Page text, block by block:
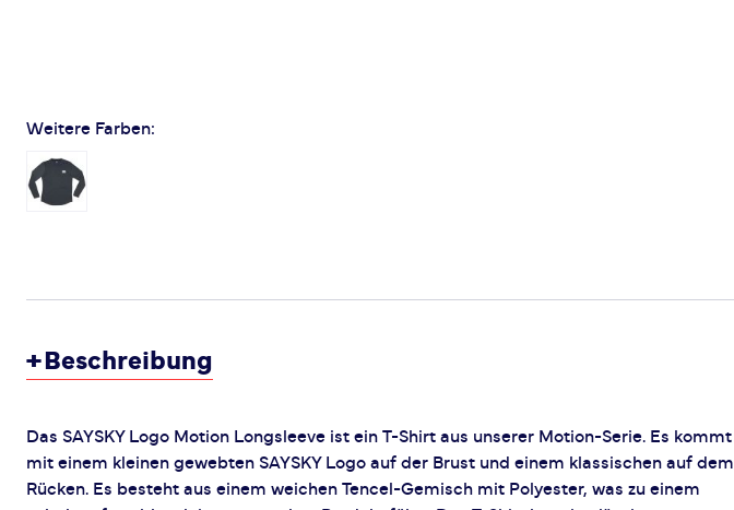
Weitere Farben:
+ Beschreibung
Das SAYSKY Logo Motion Longsleeve ist ein T-Shirt aus unserer Motion-Serie. Es kommt
mit einem kleinen gewebten SAYSKY Logo auf der Brust und einem klassischen auf dem
Rücken. Es besteht aus einem weichen Tencel-Gemisch mit Polyester, was zu einem